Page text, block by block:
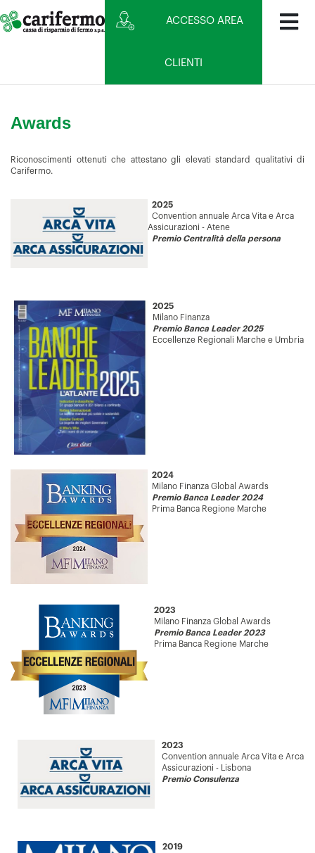
ACCESSO AREA
CLIENTI
Awards
Riconoscimenti ottenuti che attestano gli elevati standard qualitativi di
Carifermo.
2025
Convention annuale Arca Vita e Arca
Assicurazioni - Atene
Premio Centralità della persona
2025
Milano Finanza
Premio Banca Leader 2025
Eccellenze Regionali Marche e Umbria
2024
Milano Finanza Global Awards
Premio Banca Leader 2024
Prima Banca Regione Marche
2023
Milano Finanza Global Awards
Premio Banca Leader 2023
Prima Banca Regione Marche
2023
Convention annuale Arca Vita e Arca
Assicurazioni - Lisbona
Premio Consulenza
2019